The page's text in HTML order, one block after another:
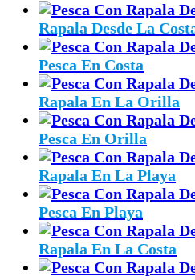
Rapala Desde La
Pesca En Costa
Rapala En La Orilla
Pesca En Orilla
Rapala En La Playa
Pesca En Playa
Rapala En La Costa